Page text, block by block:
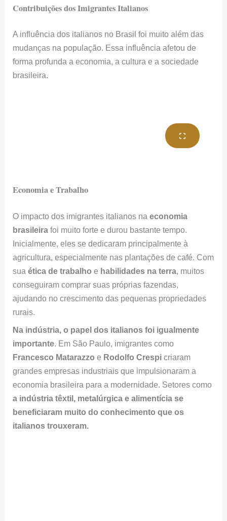
A influência dos italianos no Brasil foi muito além das
forma profunda a economia, a cultura e a sociedade
brasileira.
agricultura, especialmente nas plantações de café. Com
sua
ética de trabalho e habilidades na terra
conseguiram comprar suas próprias fazendas,
ajudando no crescimento das pequenas propriedades
rurais.
Na indústria, o papel dos italianos foi igualmente
importante. Em São Paulo, imigrantes como
Francesco Matarazzo
grandes empresas industriais que impulsionaram a
economia brasileira para a modernidade. Setores como
a indústria têxtil, metalúrgica e alimentícia se
beneficiaram muito do conhecimento que os
italianos trouxeram.